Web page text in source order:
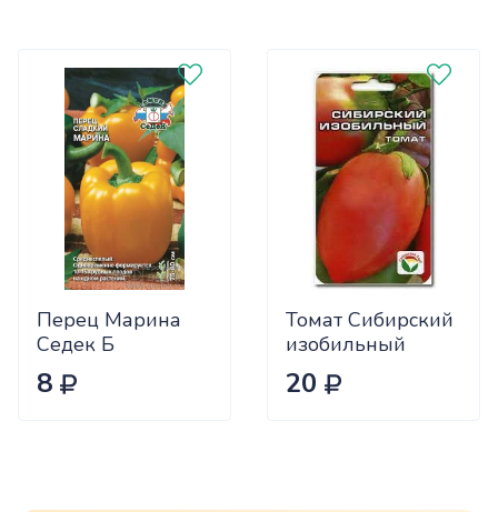
Перец Марина
Седек Б
8
Томат Сибирский
изобильный
Сиб.сад Ц
20